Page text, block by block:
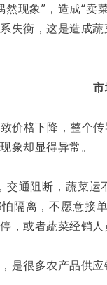
然现象”，造成“
失衡，这是造成蔬
价格下降，整个
象却显得异常。
交通阻断，蔬菜
隔离，不愿意接
，或者蔬菜经销人
是很多农产品供应